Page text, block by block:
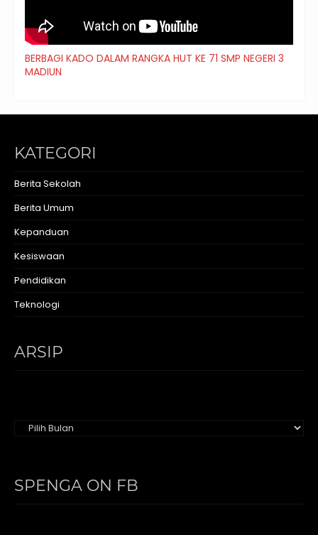
BERBAGI KADO DALAM RANGKA HUT KE 71 SMP NEGERI 3
MADIUN
KATEGORI
Berita Sekolah
Berita Umum
Kepanduan
Kesiswaan
Pendidikan
Teknologi
ARSIP
SPENGA ON FB